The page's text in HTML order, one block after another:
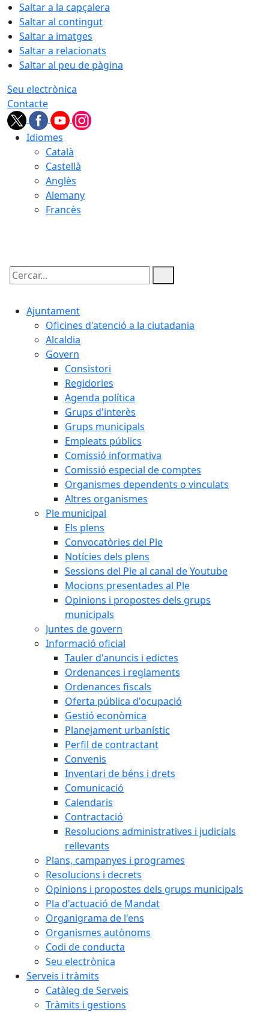
Saltar a la capçalera
Saltar al contingut
Saltar a imatges
Saltar a relacionats
Saltar al peu de pàgina
Seu electrònica
Contacte
Idiomes
Català
Castellà
Anglès
Alemany
Francès
Cercar:
Ajuntament
Oficines d'atenció a la ciutadania
Alcaldia
Govern
Consistori
Regidories
Agenda política
Grups d'interès
Grups municipals
Empleats públics
Comissió informativa
Comissió especial de comptes
Organismes dependents o vinculats
Altres organismes
Ple municipal
Els plens
Convocatòries del Ple
Notícies dels plens
Sessions del Ple al canal de Youtube
Mocions presentades al Ple
Opinions i propostes dels grups
municipals
Juntes de govern
Informació oficial
Tauler d'anuncis i edictes
Ordenances i reglaments
Ordenances fiscals
Oferta pública d'ocupació
Gestió econòmica
Planejament urbanístic
Perfil de contractant
Convenis
Inventari de béns i drets
Comunicació
Calendaris
Contractació
Resolucions administratives i judicials
rellevants
Plans, campanyes i programes
Resolucions i decrets
Opinions i propostes dels grups municipals
Pla d'actuació de Mandat
Organigrama de l'ens
Organismes autònoms
Codi de conducta
Seu electrònica
Serveis i tràmits
Catàleg de Serveis
Tràmits i gestions